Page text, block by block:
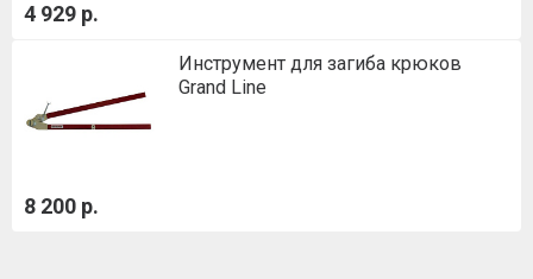
4 929 р.
Инструмент для загиба крюков
Grand Line
8 200 р.